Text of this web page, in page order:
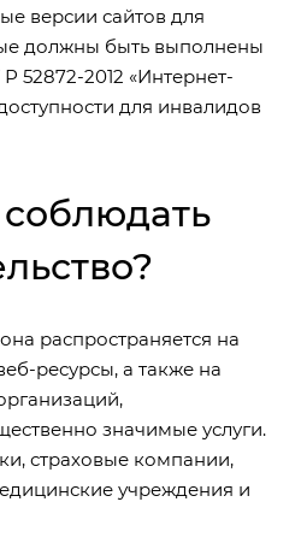
версии сайтов для
должны быть выполнены
52872-2012 «Интернет-
для инвалидов
соблюдать
распространяется на
ресурсы, а также на
значимые услуги.
страховые компании,
учреждения и